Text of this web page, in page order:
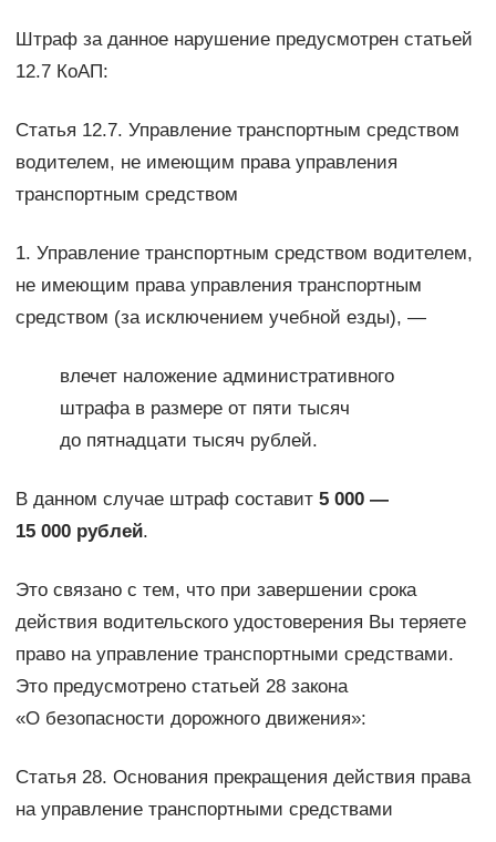
Штраф за данное нарушение предусмотрен статьей
12.7 КоАП:
Статья 12.7. Управление транспортным средством
водителем, не имеющим права управления
транспортным средством
1. Управление транспортным средством водителем,
не имеющим права управления транспортным
средством (за исключением учебной езды), —
влечет наложение административного
штрафа в размере от пяти тысяч
до пятнадцати тысяч рублей.
В данном случае штраф составит 5 000 —
15 000 рублей.
Это связано с тем, что при завершении срока
действия водительского удостоверения Вы теряете
право на управление транспортными средствами.
Это предусмотрено статьей 28 закона
«О безопасности дорожного движения»:
Статья 28. Основания прекращения действия права
на управление транспортными средствами